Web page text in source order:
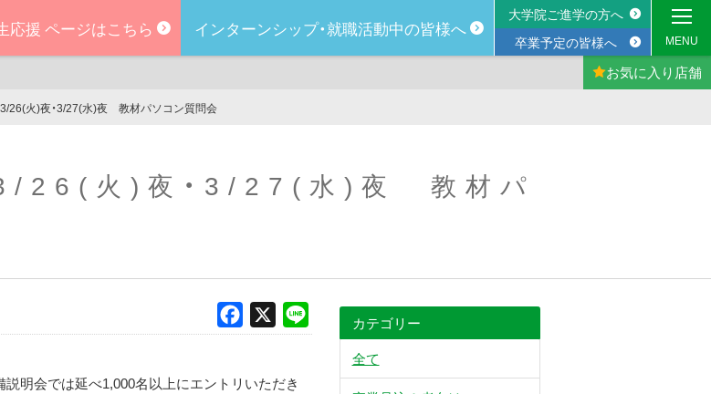
応援 ページはこちら インターンシップ・就職活動中の皆様へ
大学院ご進学の方へ
卒業予定の皆様へ
お気に入り 店舗
MENU
26(火)夜・3/27(水)夜 教材パソコン質問会
3/26(火)夜・3/27(水)夜 教材パ
Facebook
明会では延べ1,000名以上にエントリいただき
カテゴリー
全て